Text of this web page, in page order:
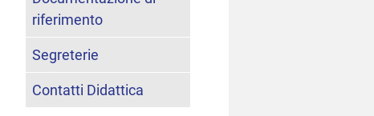
riferimento
Segreterie
Contatti Didattica